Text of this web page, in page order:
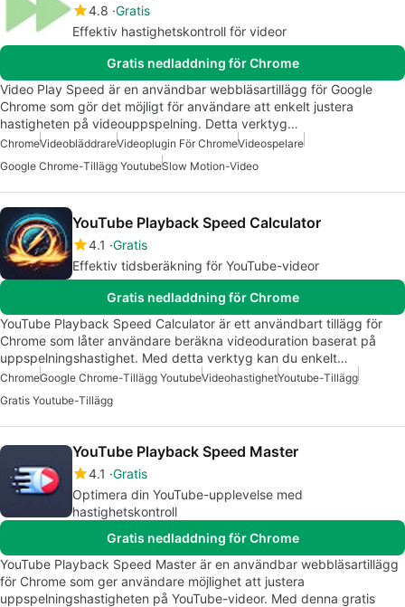
4.8 Gratis
Effektiv hastighetskontroll för videor
Gratis nedladdning för Chrome
Video Play Speed är en användbar webbläsartillägg för Google
Chrome som gör det möjligt för användare att enkelt justera
hastigheten på videouppspelning. Detta verktyg…
ChromeVideobläddrareVideoplugin För ChromeVideospelare
Google Chrome-Tillägg YoutubeSlow Motion-Video
YouTube Playback Speed Calculator
4.1 Gratis
Effektiv tidsberäkning för YouTube-videor
Gratis nedladdning för Chrome
YouTube Playback Speed Calculator är ett användbart tillägg för
Chrome som låter användare beräkna videoduration baserat på
uppspelningshastighet. Med detta verktyg kan du enkelt…
ChromeGoogle Chrome-Tillägg YoutubeVideohastighetYoutube-Tillägg
Gratis Youtube-Tillägg
YouTube Playback Speed Master
4.1 Gratis
Optimera din YouTube-upplevelse med
hastighetskontroll
Gratis nedladdning för Chrome
YouTube Playback Speed Master är en användbar webbläsartillägg
för Chrome som ger användare möjlighet att justera
uppspelningshastigheten på YouTube-videor. Med denna gratis